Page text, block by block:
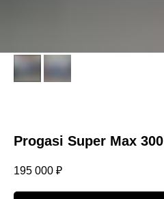
Progasi Super Max 300
195 000 ₽